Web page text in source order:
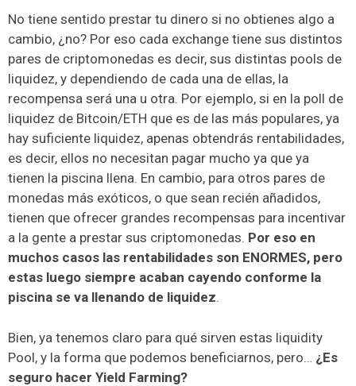
No tiene sentido prestar tu dinero si no obtienes algo a
cambio, ¿no? Por eso cada exchange tiene sus distintos
pares de criptomonedas es decir, sus distintas pools de
liquidez, y dependiendo de cada una de ellas, la
recompensa será una u otra. Por ejemplo, si en la poll de
liquidez de Bitcoin/ETH que es de las más populares, ya
hay suficiente liquidez, apenas obtendrás rentabilidades,
es decir, ellos no necesitan pagar mucho ya que ya
tienen la piscina llena. En cambio, para otros pares de
monedas más exóticos, o que sean recién añadidos,
tienen que ofrecer grandes recompensas para incentivar
a la gente a prestar sus criptomonedas. Por eso en
muchos casos las rentabilidades son ENORMES, pero
estas luego siempre acaban cayendo conforme la
piscina se va llenando de liquidez.
Bien, ya tenemos claro para qué sirven estas liquidity
Pool, y la forma que podemos beneficiarnos, pero… ¿Es
seguro hacer Yield Farming?